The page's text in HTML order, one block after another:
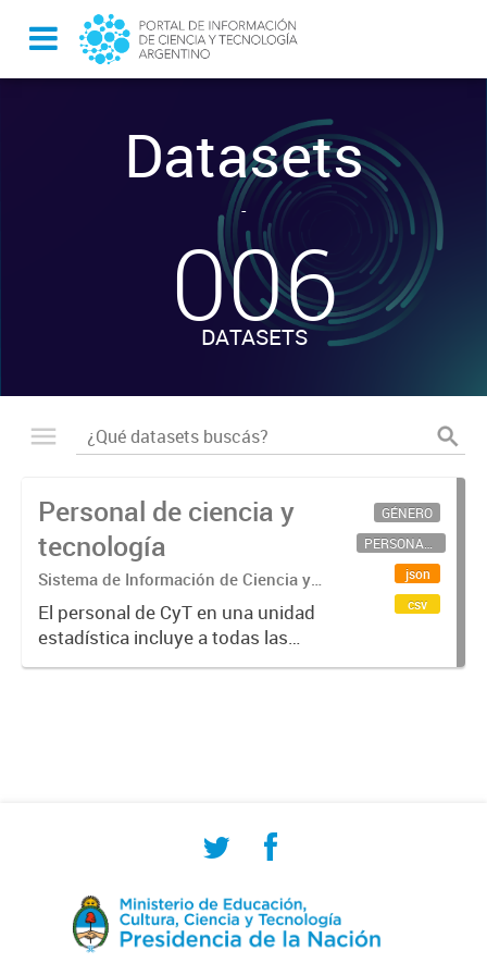
Datasets
-
006
DATASETS
Personal de ciencia y
tecnología
Sistema de Información de Ciencia y
Tecnología Argentino (SICYTAR)
El personal de CyT en una unidad
estadística incluye a todas las
personas involucradas
GÉNERO
PERSONAL CIENTÍFICO-TECNOLÓGICO
json
csv